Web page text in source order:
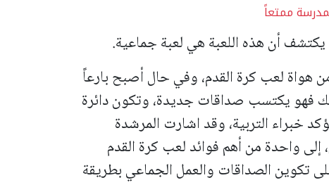
ممتعاً
يكتشف أن هذه اللعبة هي لعبة جماعية.
هواة لعب كرة القدم، وفي حال أصبح بارعاً
فهو يكتسب صداقات جديدة، وتكون دائرة
خبراء التربية، وقد اشارت المرشدة
إلى واحدة من أهم فوائد لعب كرة القدم
تكوين الصداقات والعمل الجماعي بطريقة